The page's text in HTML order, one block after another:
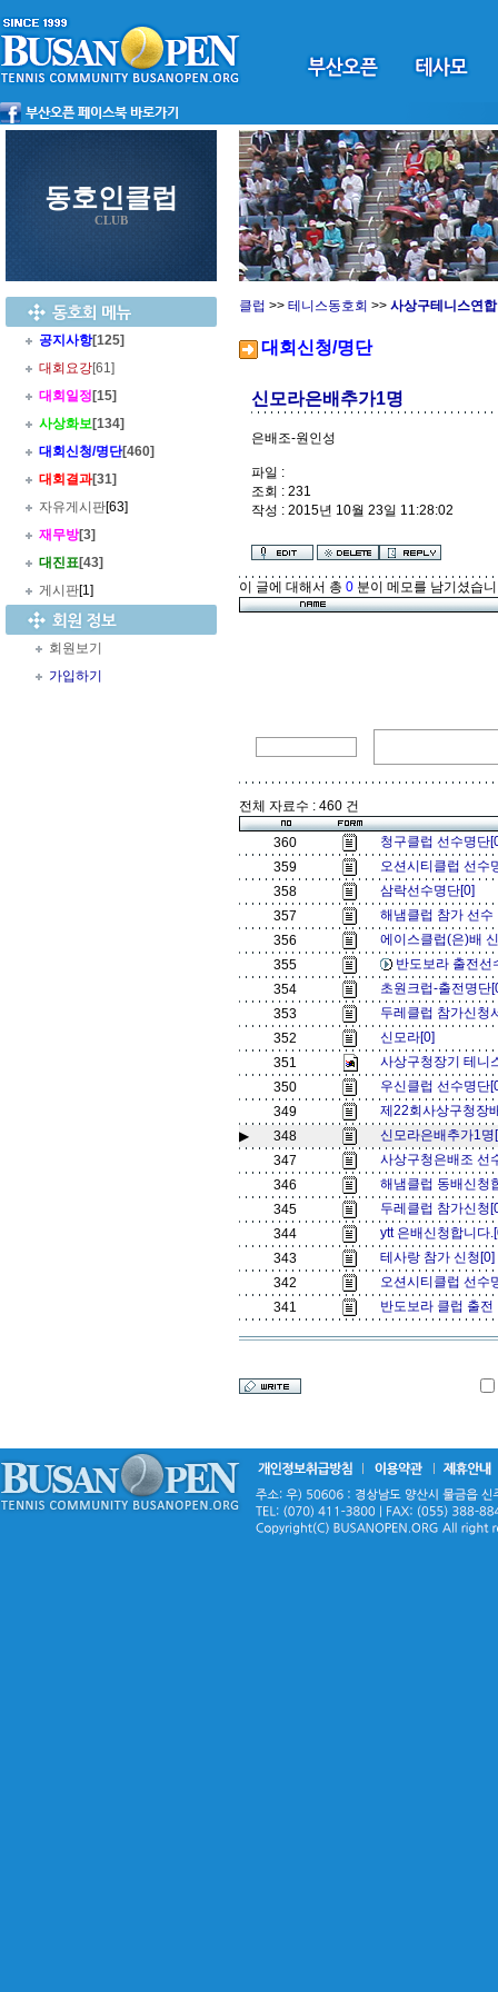
동호인클럽
CLUB
공지사항[125]
대회요강[61]
대회일정 [15]
사상화보[134]
대회신청/명단[460]
대회결과[31]
자유게시판[63]
재무방[3]
대진표[43]
게시판[1]
회원보기
가입하기
클럽 >> 테니스동호회 >> 사상구테니스연
대회신청/명단
신모라은배추가1명
은배조-원인성
파일 :
조회 : 231
작성 : 2015년 10월 23일 11:28:02
이 글에 대해서 총 0 분이 메모를 남기셨습
전체 자료수 : 460 건
360
청구클럽 선수명
359
오션시티클럽 선
358
삼락선수명단[0]
357
해냄클럽 참가 선
356
에이스클럽(은)배
355
반도보라 출전
354
초원크럽-출전명
353
두레클럽 참가신
352
신모라[0]
351
사상구청장기 테
350
우신클럽 선수명
349
제22회사상구청장
▶
348
신모라은배추가1명
347
사상구청은배조 선
346
해냄클럽 동배신청
345
두레클럽 참가신
344
ytt 은배신청합니다
343
테사랑 참가 신청
342
오션시티클럽 선
341
반도보라 클럽 출